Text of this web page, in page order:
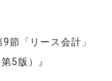
節「リース会計」
5版）』